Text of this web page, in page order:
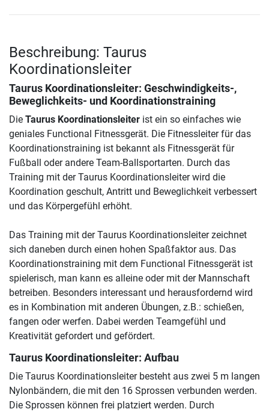
Beschreibung: Taurus
Koordinationsleiter
Taurus Koordinationsleiter: Geschwindigkeits-,
Beweglichkeits- und Koordinationstraining
Die Taurus Koordinationsleiter ist ein so einfaches wie
geniales Functional Fitnessgerät. Die Fitnessleiter für das
Koordinationstraining ist bekannt als Fitnessgerät für
Fußball oder andere Team-Ballsportarten. Durch das
Training mit der Taurus Koordinationsleiter wird die
Koordination geschult, Antritt und Beweglichkeit verbessert
und das Körpergefühl erhöht.
Das Training mit der Taurus Koordinationsleiter zeichnet
sich daneben durch einen hohen Spaßfaktor aus. Das
Koordinationstraining mit dem Functional Fitnessgerät ist
spielerisch, man kann es alleine oder mit der Mannschaft
betreiben. Besonders interessant und herausfordernd wird
es in Kombination mit anderen Übungen, z.B.: schießen,
fangen oder werfen. Dabei werden Teamgefühl und
Kreativität gefordert und gefördert.
Taurus Koordinationsleiter: Aufbau
Die Taurus Koordinationsleiter besteht aus zwei 5 m langen
Nylonbändern, die mit den 16 Sprossen verbunden werden.
Die Sprossen können frei platziert werden. Durch